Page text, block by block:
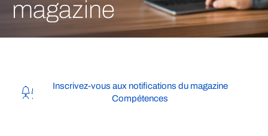
magazine
Inscrivez-vous aux notifications du magazine
Compétences